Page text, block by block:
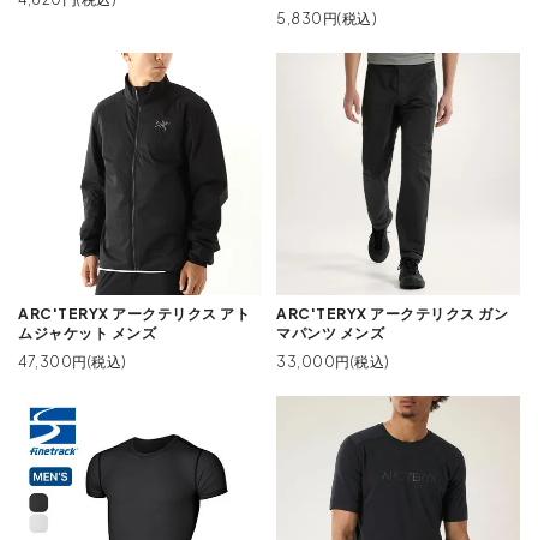
5,830円(税込)
ARC'TERYX アークテリクス アト
ムジャケット メンズ
47,300円(税込)
ARC'TERYX アークテリクス ガン
マパンツ メンズ
33,000円(税込)